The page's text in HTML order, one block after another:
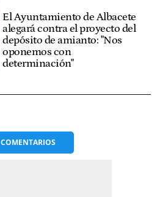
El Ayuntamiento de Albacete
alegará contra el proyecto del
depósito de amianto: "Nos
oponemos con
determinación"
COMENTARIOS